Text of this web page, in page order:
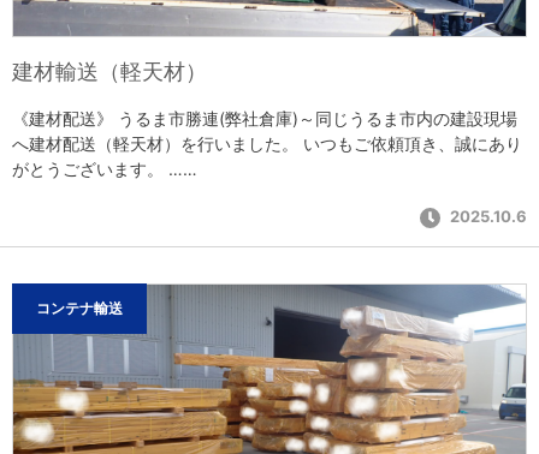
建材輸送（軽天材）
《建材配送》 うるま市勝連(弊社倉庫)～同じうるま市内の建設現場
へ建材配送（軽天材）を行いました。 いつもご依頼頂き、誠にあり
がとうございます。 ……
2025.10.6
コンテナ輸送